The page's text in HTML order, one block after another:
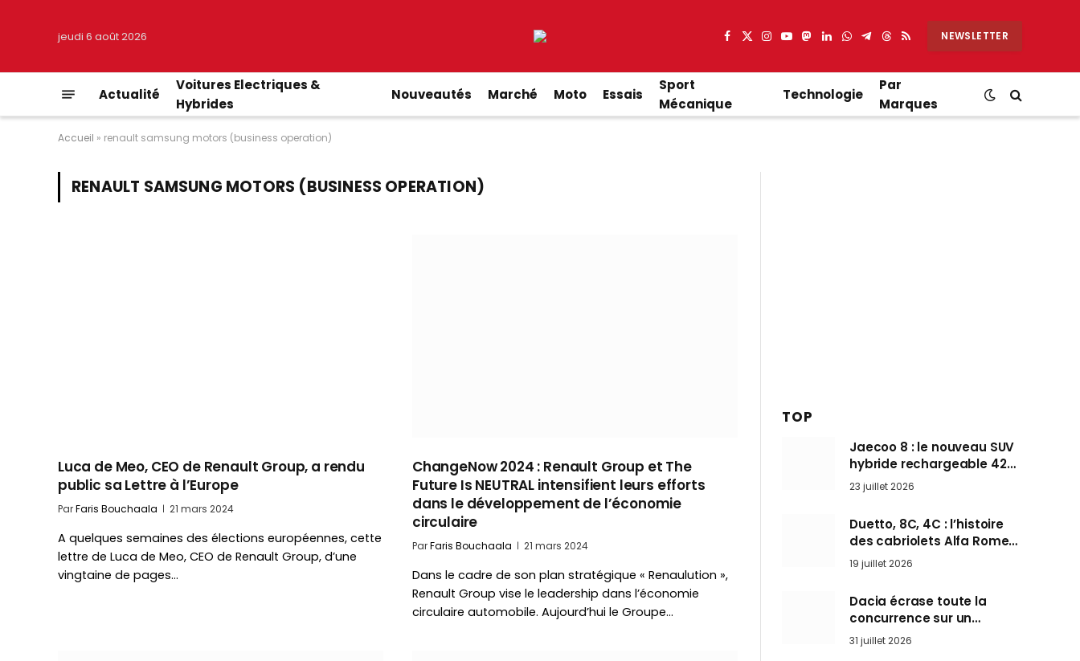
jeudi 6 août 2026 Facebook
X
Instagram
YouTube
Mastodon
LinkedIn
WhatsApp
Partager
Telegram
Threads
RSS NEWSLETTER
Actualité
Voitures Electriques &
Hybrides
Nouveautés Marché Moto Essais
Sport
Mécanique
Technologie
Par
Marques
Accueil » renault samsung motors (business operation)
RENAULT SAMSUNG MOTORS (BUSINESS OPERATION)
Luca de Meo, CEO de Renault Group, a rendu
public sa Lettre à l’Europe
ParFaris Bouchaala 21 mars 2024
A quelques semaines des élections européennes, cette
lettre de Luca de Meo, CEO de Renault Group, d’une
vingtaine de pages…
ChangeNow 2024 : Renault Group et The
Future Is NEUTRAL intensifient leurs efforts
dans le développement de l’économie
circulaire
ParFaris Bouchaala 21 mars 2024
Dans le cadre de son plan stratégique « Renaulution »,
Renault Group vise le leadership dans l’économie
circulaire automobile. Aujourd’hui le Groupe…
TOP
Jaecoo 8 : le nouveau SUV
hybride rechargeable 428
ch qui vise l’Audi Q7 arrive
en Europe cet automne
23 juillet 2026
Duetto, 8C, 4C : l’histoire
des cabriolets Alfa Romeo,
ces Spider qui ont défini
l’art de rouler cheveux au
vent
19 juillet 2026
Dacia écrase toute la
concurrence sur un
marché où personne ne
l’attendait
31 juillet 2026